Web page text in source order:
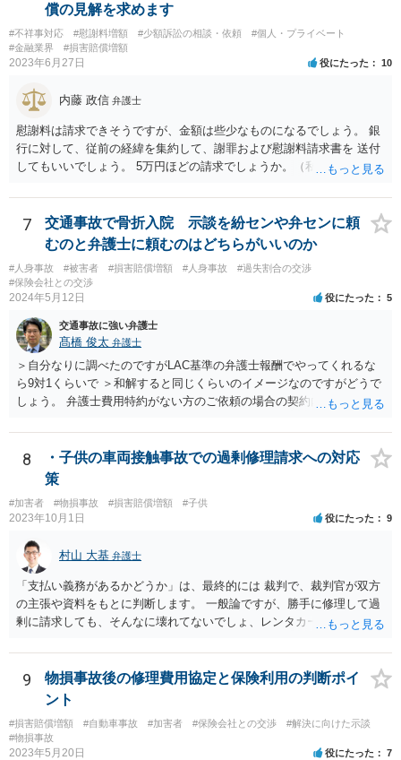
償の見解を求めます
#不祥事対応 #慰謝料増額 #少額訴訟の相談・依頼
#個人・プライベート
#金融業界
#損害賠償増額
2023年6月27日 役にたった 10
内藤 政信 弁護士
慰謝料は請求できそうですが、金額は些少なものになるでしょう。 銀
行に対して、従前の経緯を集約して、謝罪および慰謝料請求書を 送付
してもいいでしょう。 5万円ほどの請求でしょうか。（私見）
7
交通事故で骨折入院 示談を紛センや弁センに頼
むのと弁護士に頼むのはどちらがいいのか
#人身事故 #被害者 #損害賠償増額 #人身事故
#過失割合の交渉
#保険会社との交渉
2024年5月12日 役にたった 5
交通事故に強い弁護士
髙橋 俊太 弁護士
＞自分なりに調べたのですがLAC基準の弁護士報酬でやってくれるな
ら9対1くらいで ＞和解すると同じくらいのイメージなのですがどうで
しょう。 弁護士費用特約がない方のご依頼の場合の契約内容などは各
ンで最初から10対0を主張したり期待するのは難しいのでしょうか。
＞1か2は譲らないとセンターとしても無理とかやりたくないとかある
のでしょうか。 私見では、そのようなことはないように思います。紛
セン等においても、基本的には、損害論も責任論も裁判所と同じよう
な視点で解決が目指されることになります。
8
・子供の車両接触事故での過剰修理請求への対応
策
#加害者 #物損事故 #損害賠償増額 #子供
2023年10月1日 役にたった 9
村山 大基 弁護士
「支払い義務があるかどうか」は、最終的には 裁判で、裁判官が双方
の主張や資料をもとに判断します。 一般論ですが、勝手に修理して過
剰に請求しても、そんなに壊れてないでしょ、レンタカーもいらない
ます。 有利かどうか、というご質問は抽象的すぎるというか、何を基
準に回答すればいいのかわからないので 回答が難しいです。 ネット上
で、資料も見ていない中の回答でよければ、 相手からすると３５万円
請求するには３５万円損害出てますよね、というのを裁判で証明しな
いといけないので、 反論となる証拠（３万ぐらいの見積もりとか）が
あるなら、こちらに勝ち目が（ネットでお書きいただいた事情を読む
9
物損事故後の修理費用協定と保険利用の判断ポイ
ント
#損害賠償増額 #自動車事故 #加害者 #保険会社との交渉
#解決に向けた示談
#物損事故
2023年5月20日 役にたった 7